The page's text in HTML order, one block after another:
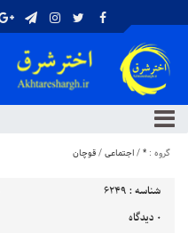
گروه : *
/اجتماعی/قوچان
شناسه : 6249
۰ دیدگاه